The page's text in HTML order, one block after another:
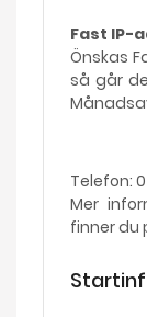
Fast IP-
Önskas
så går
Telefon:
Mer
finner du